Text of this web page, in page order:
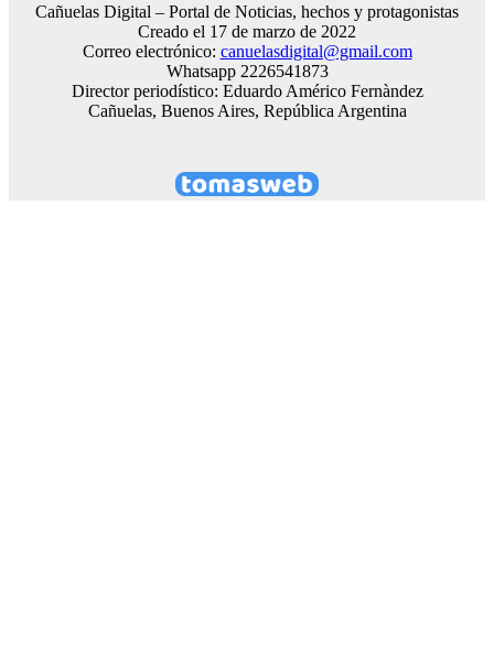
Cañuelas Digital – Portal de Noticias, hechos y protagonistas
Creado el 17 de marzo de 2022
Correo electrónico: canuelasdigital@gmail.com
Whatsapp 2226541873
Director periodístico: Eduardo Américo Fernàndez
Cañuelas, Buenos Aires, República Argentina